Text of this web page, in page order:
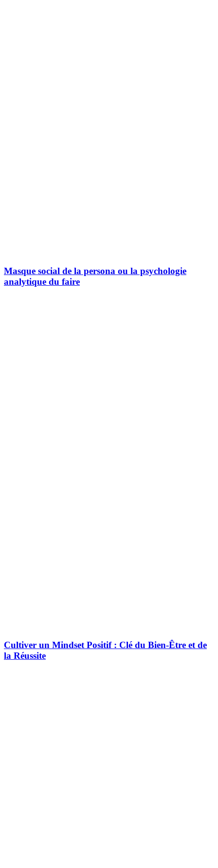
Masque social de la persona ou la psychologie
analytique du faire
Cultiver un Mindset Positif : Clé du Bien-Être et de
la Réussite